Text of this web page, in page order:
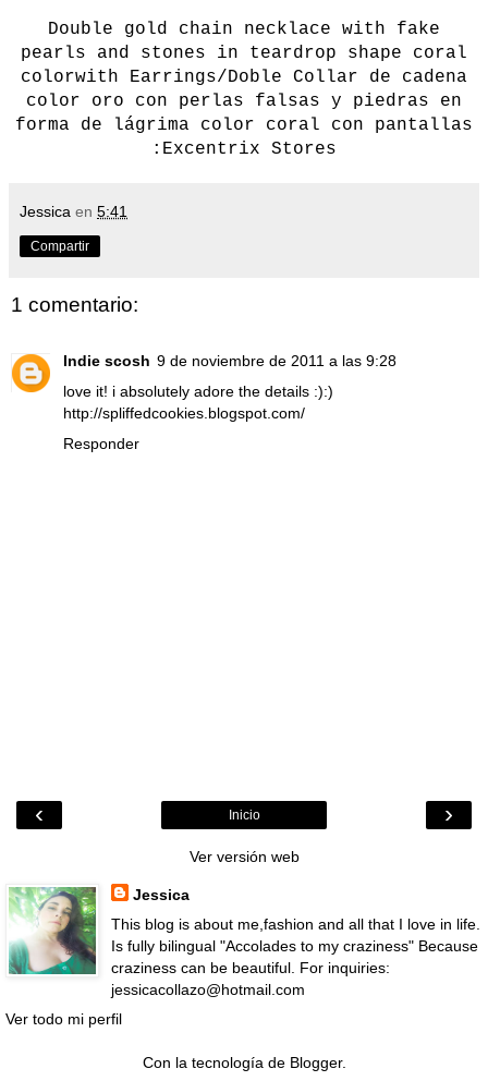
Double gold chain necklace with fake
pearls and stones in teardrop shape coral
colorwith Earrings/Doble Collar de cadena
color oro con perlas falsas y piedras en
forma de lágrima color coral con pantallas
: Excentrix Stores
Jessica en 5:41
Compartir
1 comentario:
Indie scosh 9 de noviembre de 2011 a las 9:28
love it! i absolutely adore the details :):)
http://spliffedcookies.blogspot.com/
Responder
‹ ›
Inicio
Ver versión web
Jessica
This blog is about me,fashion and all that I love in life.
Is fully bilingual "Accolades to my craziness" Because
craziness can be beautiful. For inquiries:
jessicacollazo@hotmail.com
Ver todo mi perfil
Con la tecnología de Blogger.